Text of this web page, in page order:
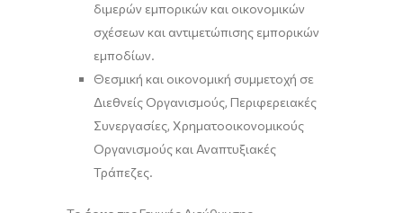
διμερών εμπορικών και οικονομικών
σχέσεων και αντιμετώπισης εμπορικών
εμποδίων.
Θεσμική και οικονομική συμμετοχή σε
Διεθνείς Οργανισμούς, Περιφερειακές
Συνεργασίες, Χρηματοοικονομικούς
Οργανισμούς και Αναπτυξιακές
Τράπεζες.